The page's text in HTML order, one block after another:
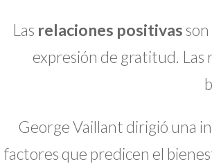
Las relaciones positivas
expresión de gratitud. Las
George Vaillant dirigió una
factores que predicen el